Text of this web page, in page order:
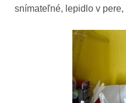
snímateľné, lepidlo v pere,